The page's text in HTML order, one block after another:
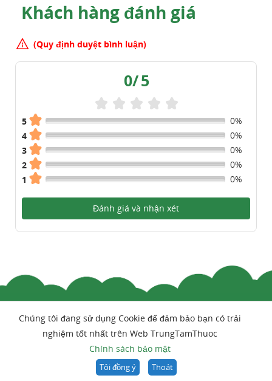
Khách hàng đánh giá
(Quy định duyệt bình luận)
0/5
5
0%
4
0%
3
0%
2
0%
1
0%
Đánh giá và nhận xét
Chúng tôi đang sử dụng Cookie để đảm bảo bạn có trải
nghiệm tốt nhất trên Web TrungTamThuoc
Chính sách bảo mật
Tôi đồng ý Thoát